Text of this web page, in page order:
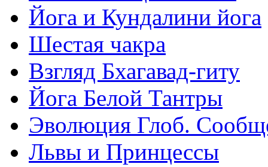
Йога и Кундалини йога
Шестая чакра
Взгляд Бхагавад-гиту
Йога Белой Тантры
Эволюция Глоб.
Львы и Принцессы